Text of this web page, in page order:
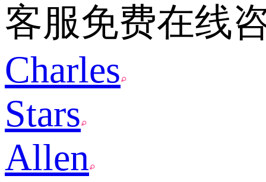
客服免费在线
Charles
Stars
Allen